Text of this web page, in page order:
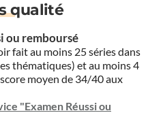
qualité
ou remboursé
fait au moins 25 séries dans
thématiques) et au moins 4
moyen de 34/40 aux
"Examen Réussi ou